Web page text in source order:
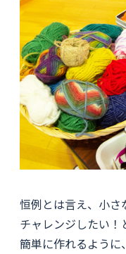
恒例とは言え、小さ
チャレンジしたい！
簡単に作れるように